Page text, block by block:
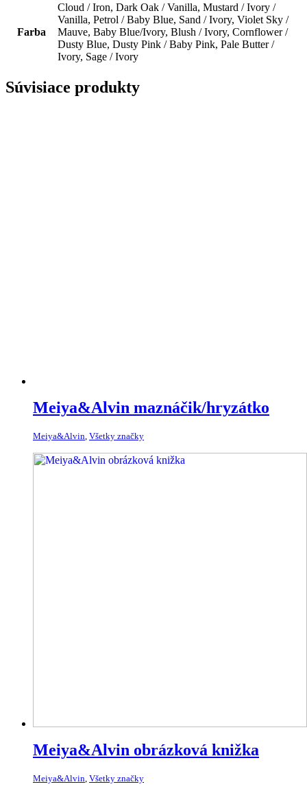
Farba
Cloud / Iron, Dark Oak / Vanilla, Mustard / Ivory /
Vanilla, Petrol / Baby Blue, Sand / Ivory, Violet Sky /
Mauve, Baby Blue/Ivory, Blush / Ivory, Cornflower /
Dusty Blue, Dusty Pink / Baby Pink, Pale Butter /
Ivory, Sage / Ivory
Súvisiace produkty
Meiya&Alvin maznáčik/hryzátko
Meiya&Alvin, Všetky značky
Meiya&Alvin obrázková knižka
Meiya&Alvin Všetky značky